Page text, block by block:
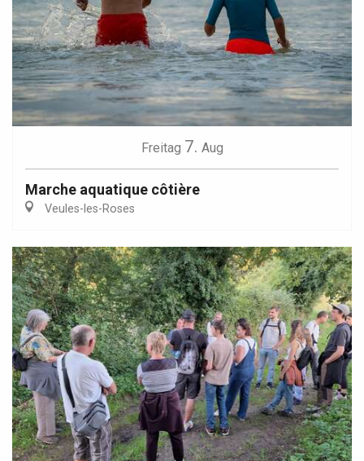
Freitag 7. Aug
Marche aquatique côtière
Veules-les-Roses